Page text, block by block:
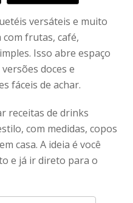
versáteis e muito
com frutas, café,
Isso abre espaço
doces e
fáceis de achar.
receitas de drinks
com medidas, copos
em casa.A ideia é você
e já ir direto para o